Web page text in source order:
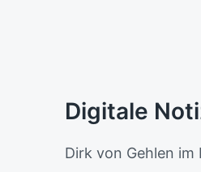
Digitale
Dirk von Gehlen im